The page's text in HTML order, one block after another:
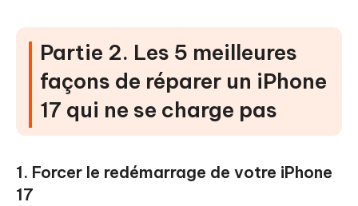
Partie 2. Les 5 meilleures
façons de réparer un iPhone
17 qui ne se charge pas
1. Forcer le redémarrage de votre iPhone
17